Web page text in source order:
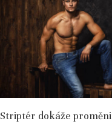
Striptér dokáže